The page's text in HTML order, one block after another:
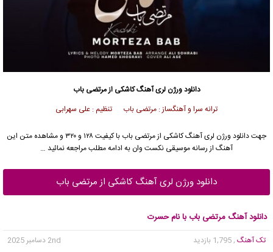
دانلود ورژن لری آهنگ کاشکی ازمرتضی باب
ترانه سرا و آهنگساز : مرتضی باب تنظیم : علی سهرابی
جهت دانلود ورژن لری آهنگ کاشکی ازمرتضی باب
با کیفیت ۱۲۸ و ۳۲۰ و مشاهده متن این
آهنگ از رسانه موسیقی نکست وان به ادامه مطلب مراجعه نمائید …
دانلود ورژن لری آهنگ کاشکی از مرتضی باب
دانلود آهنگ مرتضی باب با نام حسرت
تک آهنگ , 1,795 بازدید
2nd دسامبر 2025